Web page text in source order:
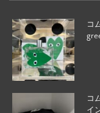
コ
コ
イ